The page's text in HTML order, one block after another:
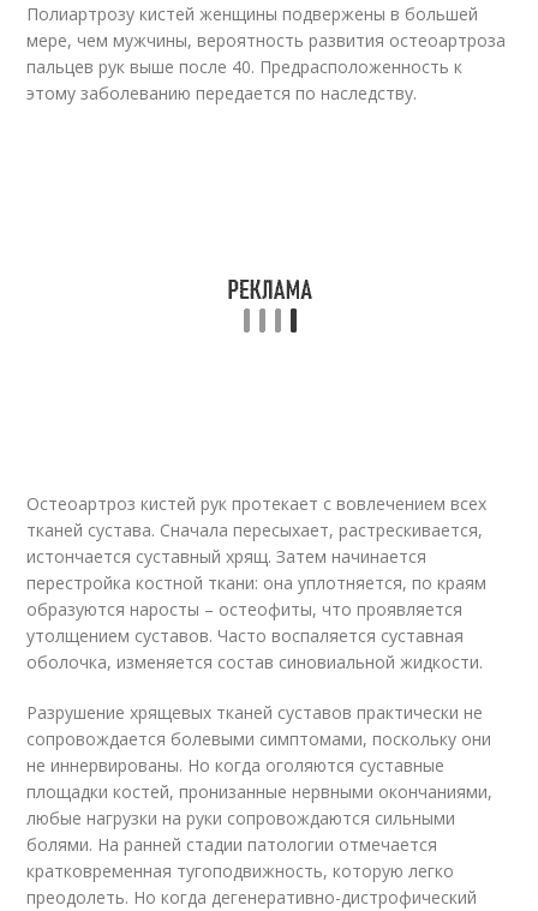
Полиартрозу кистей женщины подвержены в большей
мере, чем мужчины, вероятность развития остеоартроза
пальцев рук выше после 40. Предрасположенность к
этому заболеванию передается по наследству.
Остеоартроз кистей рук протекает с вовлечением всех
тканей сустава. Сначала пересыхает, растрескивается,
истончается суставный хрящ. Затем начинается
перестройка костной ткани: она уплотняется, по краям
образуются наросты – остеофиты, что проявляется
утолщением суставов. Часто воспаляется суставная
оболочка, изменяется состав синовиальной жидкости.
Разрушение хрящевых тканей суставов практически не
сопровождается болевыми симптомами, поскольку они
не иннервированы. Но когда оголяются суставные
площадки костей, пронизанные нервными окончаниями,
любые нагрузки на руки сопровождаются сильными
болями. На ранней стадии патологии отмечается
кратковременная тугоподвижность, которую легко
преодолеть. Но когда дегенеративно-дистрофический